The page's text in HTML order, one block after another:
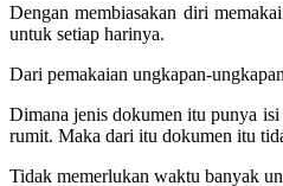
Dengan membiasakan diri
untuk setiap harinya.
Dari pemakaian ungkapan-
Dimana jenis dokumen itu punya isi
rumit. Maka dari itu dokumen itu
Tidak memerlukan waktu banyak